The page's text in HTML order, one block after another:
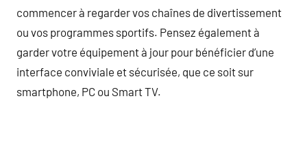
commencer à regarder vos chaînes de divertissement
ou vos programmes sportifs. Pensez également à
garder votre équipement à jour pour bénéficier d’une
interface conviviale et sécurisée, que ce soit sur
smartphone, PC ou Smart TV.